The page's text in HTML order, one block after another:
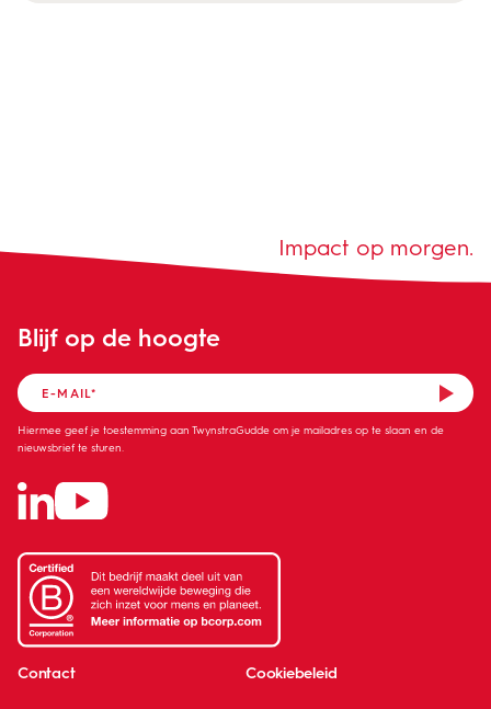
Contact Cookiebeleid
Blijf op de hoogte
Hiermee geef je toestemming aan TwynstraGudde om je mailadres op te slaan en de
nieuwsbrief te sturen.
Impact op morgen.